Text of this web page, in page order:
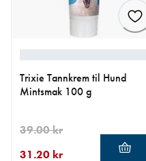
Trixie Tannkrem til Hund
Mintsmak 100 g
31.20 kr
39.00 kr